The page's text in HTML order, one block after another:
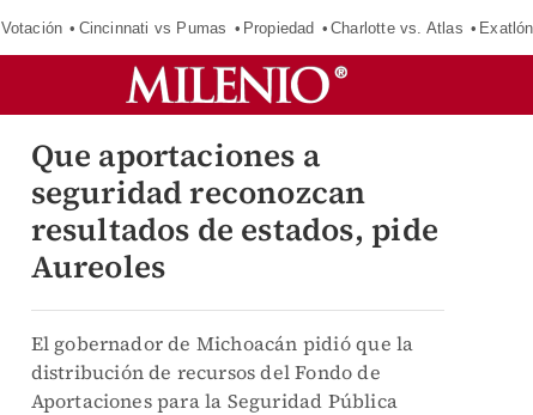
Votación Cincinnati vs Pumas Propiedad Charlotte vs. Atlas Exatlón
Que aportaciones a
seguridad reconozcan
resultados de estados, pide
Aureoles
El gobernador de Michoacán pidió que la
distribución de recursos del Fondo de
Aportaciones para la Seguridad Pública